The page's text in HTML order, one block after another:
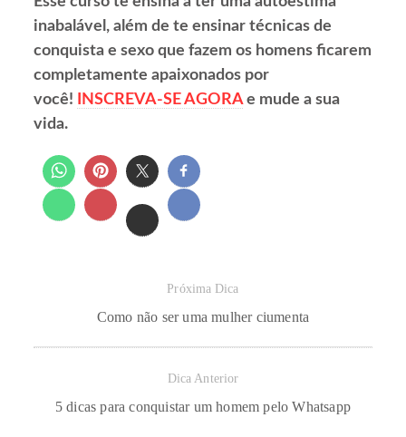
inabalável, além de te ensinar técnicas de
conquista e sexo que fazem os homens ficarem
completamente apaixonados por
você!
INSCREVA-SE AGORAe mude a sua
vida.
Próxima Dica
Como não ser uma mulher ciumenta
Dica Anterior
5 dicas para conquistar um homem pelo Whatsapp